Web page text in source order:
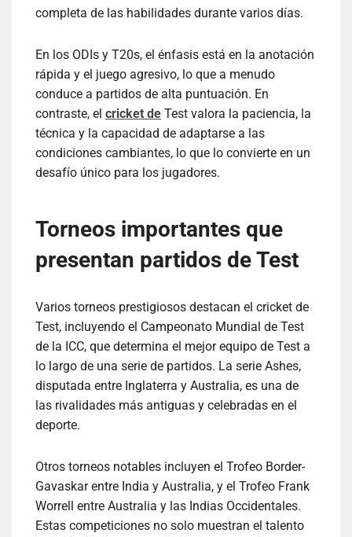
completa de las habilidades durante varios días.
En los ODIs y T20s, el énfasis está en la anotación
rápida y el juego agresivo, lo que a menudo
conduce a partidos de alta puntuación. En
contraste, el cricket de Test valora la paciencia, la
técnica y la capacidad de adaptarse a las
condiciones cambiantes, lo que lo convierte en un
desafío único para los jugadores.
Torneos importantes que
presentan partidos de Test
Varios torneos prestigiosos destacan el cricket de
Test, incluyendo el Campeonato Mundial de Test
de la ICC, que determina el mejor equipo de Test a
lo largo de una serie de partidos. La serie Ashes,
disputada entre Inglaterra y Australia, es una de
las rivalidades más antiguas y celebradas en el
deporte.
Otros torneos notables incluyen el Trofeo Border-
Gavaskar entre India y Australia, y el Trofeo Frank
Worrell entre Australia y las Indias Occidentales.
Estas competiciones no solo muestran el talento